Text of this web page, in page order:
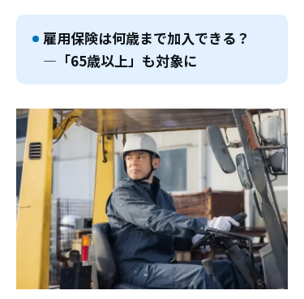
雇用保険は何歳まで加入できる？
―「65歳以上」も対象に